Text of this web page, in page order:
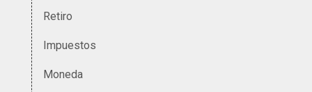
Retiro
Impuestos
Moneda